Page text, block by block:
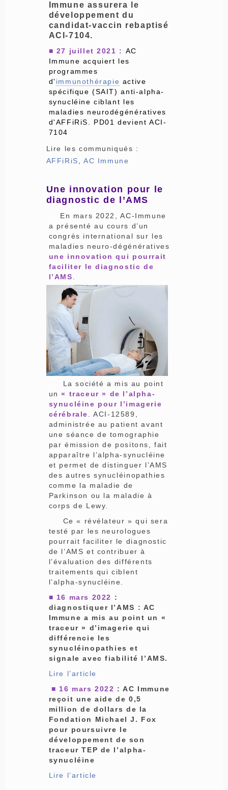
Immune assurera le
développement du
candidat-vaccin rebaptisé
ACI-7104.
■ 27 juillet 2021 : AC
Immune acquiert les
programmes
d' immunothérapie active
spécifique (SAIT) anti-alpha-
synucléine ciblant les
maladies neurodégénératives
d'AFFiRiS. PD01 devient ACI-
7104
Lire les communiqués :
AFFiRiS, AC Immune
Une innovation pour le
diagnostic de l’AMS
En mars 2022, AC-Immune
a présenté au cours d’un
congrès international sur les
maladies neuro-dégénératives
une innovation qui pourrait
faciliter le diagnostic de
l’AMS.
La société a mis au point
un« traceur » de l’alpha-
synucléine pour l’imagerie
cérébrale
. ACI-12589,
administrée au patient avant
une séance de tomographie
par émission de positons, fait
apparaître l’alpha-synucléine
et permet de distinguer l’AMS
des autres synucléinopathies
comme la maladie de
Parkinson ou la maladie à
corps de Lewy.
Ce « révélateur » qui sera
testé par les neurologues
pourrait faciliter le diagnostic
de l’AMS et contribuer à
l’évaluation des différents
traitements qui ciblent
l’alpha-synucléine.
■ 16 mars 2022 :
diagnostiquer l’AMS : AC
Immune a mis au point un «
traceur » d’imagerie qui
différencie les
synucléinopathies et
signale avec fiabilité l’AMS.
Lire l’article
■ 16 mars 2022 : AC Immune
reçoit une aide de 0,5
million de dollars de la
Fondation Michael J. Fox
pour poursuivre le
développement de son
traceur TEP de l’alpha-
synucléine
Lire l’article